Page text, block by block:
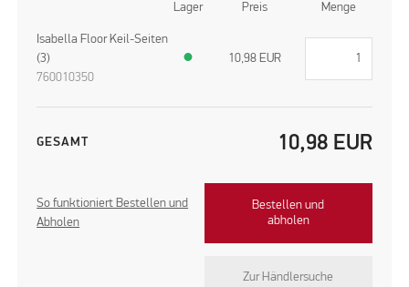
Lager Preis Menge
Isabella Floor Keil-Seiten
(3)
760010350
● 10,98 EUR
GESAMT 10,98 EUR
So funktioniert Bestellen und
Abholen
Bestellen und
abholen
Zur Händlersuche